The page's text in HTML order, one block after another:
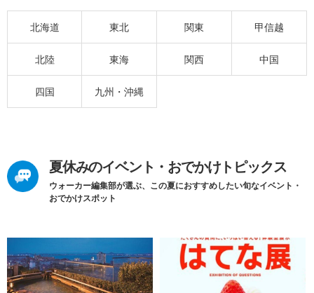
北海道 東北 関東 甲信越
北陸 東海 関西 中国
四国 九州・沖縄
夏休みのイベント・おでかけトピックス
ウォーカー編集部が選ぶ、この夏におすすめしたい旬なイベント・
おでかけスポット